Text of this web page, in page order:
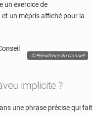
un exercice de
un mépris affiché pour la
© Présidence du Conseil
implicite ?
une phrase précise qui fait